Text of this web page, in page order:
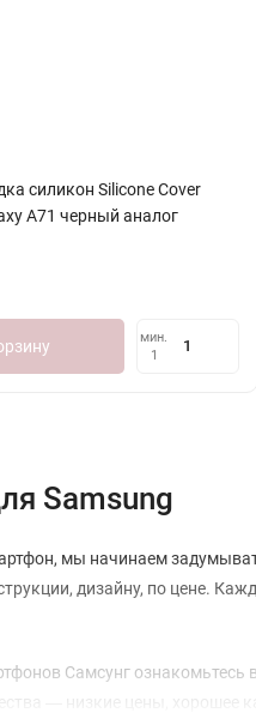
силикон Silicone Cover
A71 черный аналог
мин.
1
Samsung
мы начинаем
дизайну, по цене.
Самсунг ознакомьтесь
― низкие цены, хорошее